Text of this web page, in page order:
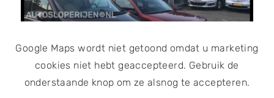
Google Maps wordt niet getoond omdat u marketing
cookies niet hebt geaccepteerd. Gebruik de
onderstaande knop om ze alsnog te accepteren.